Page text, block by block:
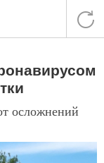
осложнений